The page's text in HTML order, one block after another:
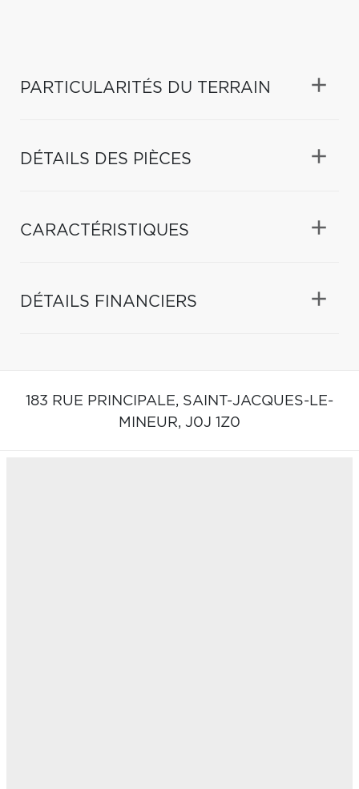
PARTICULARITÉS DU TERRAIN
DÉTAILS DES PIÈCES
CARACTÉRISTIQUES
DÉTAILS FINANCIERS
183 RUE PRINCIPALE, SAINT-JACQUES-LE-
MINEUR, J0J 1Z0